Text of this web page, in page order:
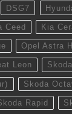
DSG7
Ceed Kia
Opel Astra H
Leon
Skoda
Rapid